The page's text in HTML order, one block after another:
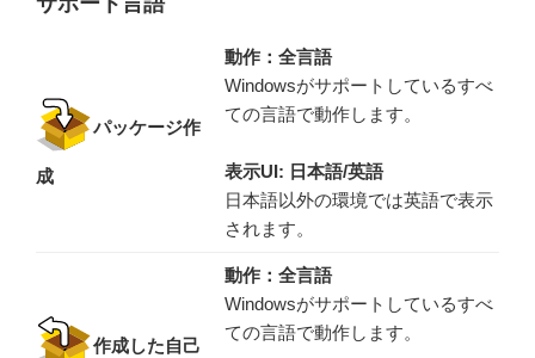
パッケージ作
成
動作：全言語
Windowsがサポートしているすべ
ての言語で動作します。
表示UI: 日本語/英語
日本語以外の環境では英語で表示
されます。
作成した自己
動作：全言語
Windowsがサポートしているすべ
ての言語で動作します。